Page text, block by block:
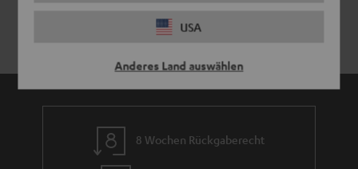
USA
Anderes Land auswählen
8 Wochen Rückgaberecht